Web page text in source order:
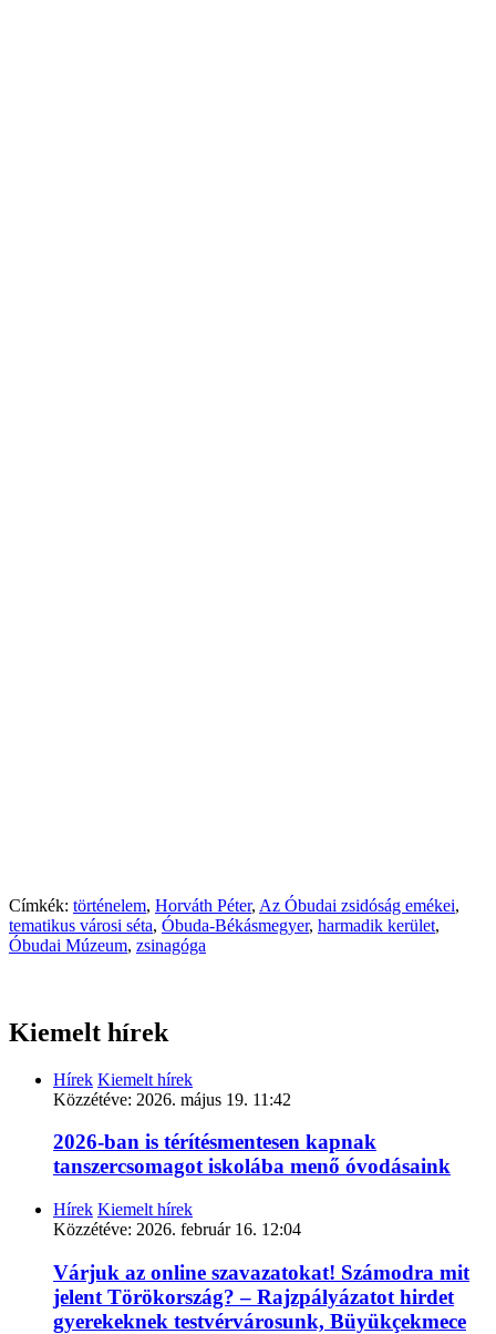
Címkék: történelem, Horváth Péter, Az Óbudai zsidóság emékei,
tematikus városi séta, Óbuda-Békásmegyer, harmadik kerület,
Óbudai Múzeum, zsinagóga
Kiemelt hírek
Hírek Kiemelt hírek
Közzétéve: 2026. május 19. 11:42
2026-ban is térítésmentesen kapnak
tanszercsomagot iskolába menő óvodásaink
Hírek Kiemelt hírek
Közzétéve: 2026. február 16. 12:04
Várjuk az online szavazatokat! Számodra mit
jelent Törökország? – Rajzpályázatot hirdet
gyerekeknek testvérvárosunk, Büyükçekmece